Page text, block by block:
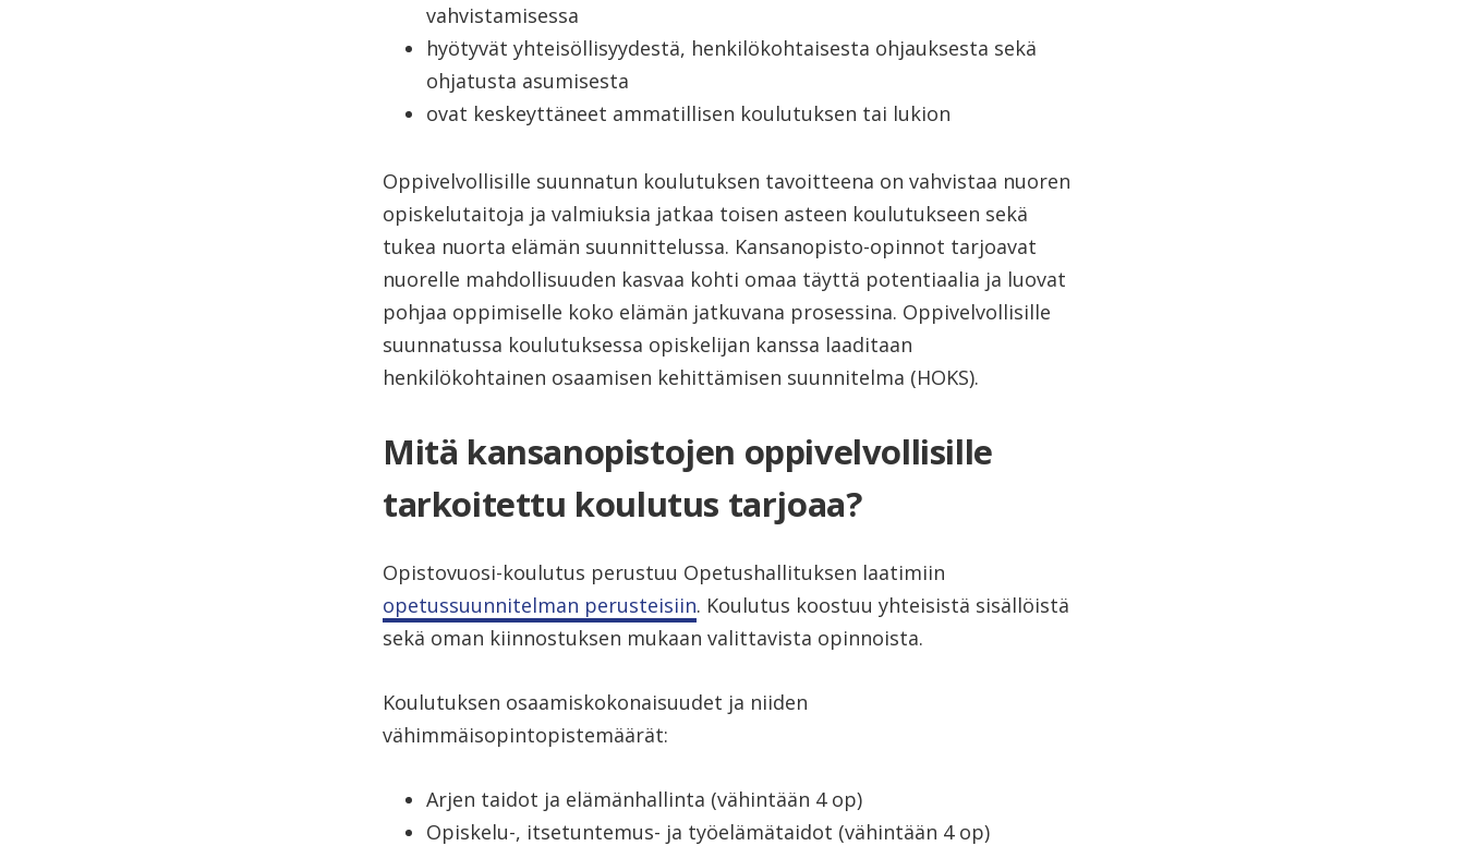
vahvistamisessa
hyötyvät yhteisöllisyydestä, henkilökohtaisesta ohjauksesta sekä
ohjatusta asumisesta
ovat keskeyttäneet ammatillisen koulutuksen tai lukion
Oppivelvollisille suunnatun koulutuksen tavoitteena on vahvistaa nuoren
opiskelutaitoja ja valmiuksia jatkaa toisen asteen koulutukseen sekä
tukea nuorta elämän suunnittelussa. Kansanopisto-opinnot tarjoavat
nuorelle mahdollisuuden kasvaa kohti omaa täyttä potentiaalia ja luovat
pohjaa oppimiselle koko elämän jatkuvana prosessina. Oppivelvollisille
suunnatussa koulutuksessa opiskelijan kanssa laaditaan
henkilökohtainen osaamisen kehittämisen suunnitelma (HOKS).
Mitä kansanopistojen oppivelvollisille
tarkoitettu koulutus tarjoaa?
Opistovuosi-koulutus perustuu Opetushallituksen laatimiin
opetussuunnitelman perusteisiin. Koulutus koostuu yhteisistä sisällöistä
sekä oman kiinnostuksen mukaan valittavista opinnoista.
Koulutuksen osaamiskokonaisuudet ja niiden
vähimmäisopintopistemäärät:
Arjen taidot ja elämänhallinta (vähintään 4 op)
Opiskelu-, itsetuntemus- ja työelämätaidot (vähintään 4 op)